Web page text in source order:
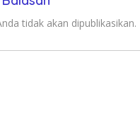
tidak akan dipublikasikan.